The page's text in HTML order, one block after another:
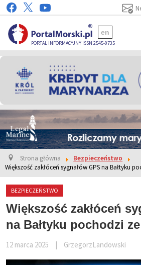
PORTAL INFORMACYJNY ISSN 2545-0735
en
Strona główna
Bezpieczeństwo
Większość zakłóceń sygnałów GPS na Bałtyku
BEZPIECZEŃSTWO
Większość zakłóceń
na Bałtyku pochodzi
12 marca 2025 GrzegorzLandowski